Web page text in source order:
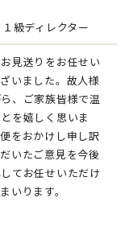
級ディレクター
見送りをお任せい
いました。故人様
、ご家族皆様で温
を嬉しく思いま
をおかけし申し訳
いたご意見を今後
てお任せいただけ
いります。